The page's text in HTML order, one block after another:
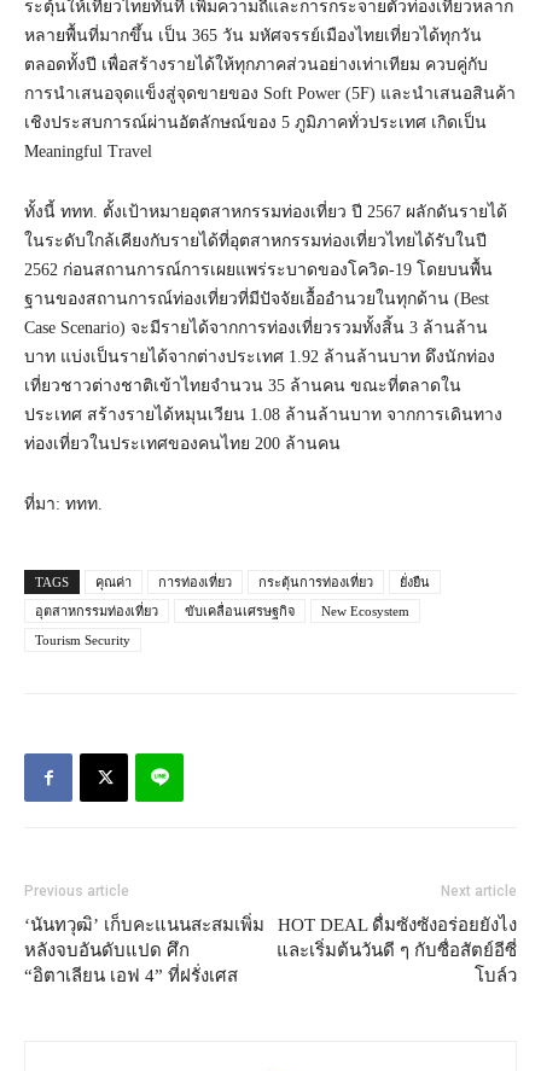
ระตุ้นให้เที่ยวไทยทันที เพิ่มความถี่และการกระจายตัวท่องเที่ยวหลาก
หลายพื้นที่มากขึ้น เป็น 365 วัน มหัศจรรย์เมืองไทยเที่ยวได้ทุกวัน
ตลอดทั้งปี เพื่อสร้างรายได้ให้ทุกภาคส่วนอย่างเท่าเทียม ควบคู่กับ
การนำเสนอจุดแข็งสู่จุดขายของ Soft Power (5F) และนำเสนอสินค้า
เชิงประสบการณ์ผ่านอัตลักษณ์ของ 5 ภูมิภาคทั่วประเทศ เกิดเป็น
Meaningful Travel
ทั้งนี้ ททท. ตั้งเป้าหมายอุตสาหกรรมท่องเที่ยว ปี 2567 ผลักดันรายได้
ในระดับใกล้เคียงกับรายได้ที่อุตสาหกรรมท่องเที่ยวไทยได้รับในปี
2562 ก่อนสถานการณ์การเผยแพร่ระบาดของโควิด-19 โดยบนพื้น
ฐานของสถานการณ์ท่องเที่ยวที่มีปัจจัยเอื้ออำนวยในทุกด้าน (Best
Case Scenario) จะมีรายได้จากการท่องเที่ยวรวมทั้งสิ้น 3 ล้านล้าน
บาท แบ่งเป็นรายได้จากต่างประเทศ 1.92 ล้านล้านบาท ดึงนักท่อง
เที่ยวชาวต่างชาติเข้าไทยจำนวน 35 ล้านคน ขณะที่ตลาดใน
ประเทศ สร้างรายได้หมุนเวียน 1.08 ล้านล้านบาท จากการเดินทาง
ท่องเที่ยวในประเทศของคนไทย 200 ล้านคน
ที่มา: ททท.
TAGS คุณค่า การท่องเที่ยว กระตุ้นการท่องเที่ยว
ยั่งยืน
อุตสาหกรรมท่องเที่ยว
ขับเคลื่อนเศรษฐกิจ
New Ecosystem
Tourism Security
Previous article
‘นันทวุฒิ’ เก็บคะแนนสะสมเพิ่ม
หลังจบอันดับแปด ศึก
“อิตาเลียน เอฟ 4” ที่ฝรั่งเศส
Next article
HOT DEAL ดื่มซังซังอร่อยยังไง
และเริ่มต้นวันดี ๆ กับซื่อสัตย์อีซี่
โบล์ว